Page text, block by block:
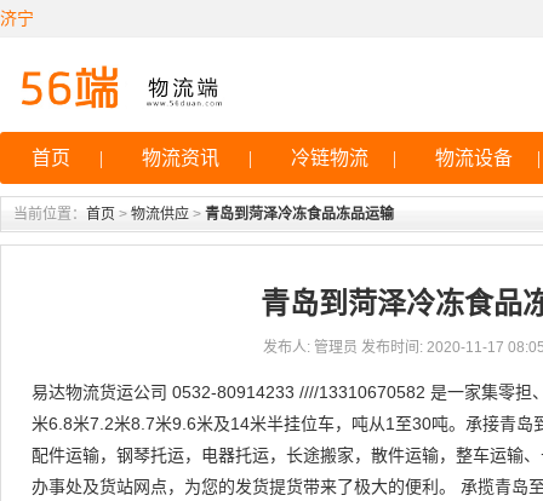
济宁
首页 | 物流资讯 | 冷链物流 | 物流设备 |
当前位置： 首页 > 物流供应 > 青岛到菏泽冷冻食品冻品运输
青岛到菏泽冷冻食品
发布人: 管理员 发布时间: 2020-11-17
易达物流货运公司 0532-80914233 ////13310670582 是一家集零担
米6.8米7.2米8.7米9.6米及14米半挂位车，吨从1至30吨。承接青岛
配件运输，钢琴托运，电器托运，长途搬家，散件运输，整车运输
办事处及货站网点，为您的发货提货带来了极大的便利。 承揽青岛